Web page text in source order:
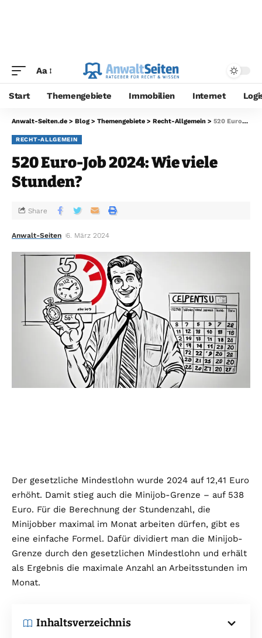
Aa
Start Themengebiete Immobilien Internet
Anwalt-Seiten.de > Blog > Themengebiete > Recht-Allgemein > 520 Euro-Job 2024: Wie viele Stunden?
RECHT-ALLGEMEIN
520 Euro-Job 2024: Wie viele
Stunden?
Anwalt-Seiten 6. März 2024
Share
Der gesetzliche Mindestlohn wurde 2024 auf 12,41 Euro
erhöht. Damit stieg auch die Minijob-Grenze – auf 538
Euro. Für die Berechnung der Stundenzahl, die
Minijobber maximal im Monat arbeiten dürfen, gibt es
eine einfache Formel. Dafür dividiert man die Minijob-
Grenze durch den gesetzlichen Mindestlohn und erhält
als Ergebnis die maximale Anzahl an Arbeitsstunden im
Monat.
Inhaltsverzeichnis